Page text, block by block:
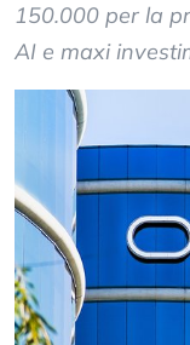
150.000 per la
AI e maxi